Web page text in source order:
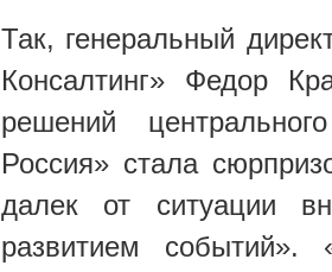
Так, генеральный
Консалтинг» Федор
решений
Россия» стала
далек от ситуации
развитием событий».